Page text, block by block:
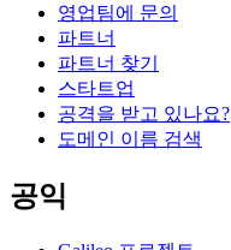
영업팀에 문의
파트너
파트너 찾기
스타트업
공격을 받고 있나요?
도메인 이름 검색
공익